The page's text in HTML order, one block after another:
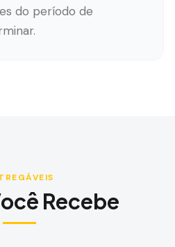
do período de
Recebe